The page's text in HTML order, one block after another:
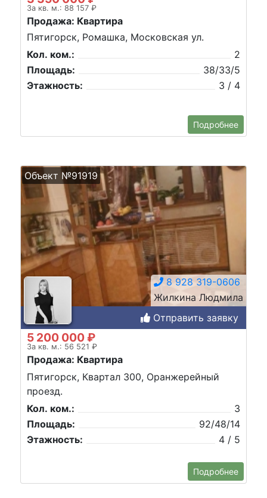
За кв. м.: 88 157 ₽
Продажа: Квартира
Пятигорск, Ромашка, Московская ул.
Кол. ком.:
2
Площадь:
38/33/5
Этажность:
3 / 4
Подробнее
Объект №91919
8 928 319-0606
Жилкина Людмила
Отправить заявку
5 200 000 ₽
За кв. м.: 56 521 ₽
Продажа: Квартира
Пятигорск, Квартал 300, Оранжерейный
проезд.
Кол. ком.:
3
Площадь:
92/48/14
Этажность:
4 / 5
Подробнее